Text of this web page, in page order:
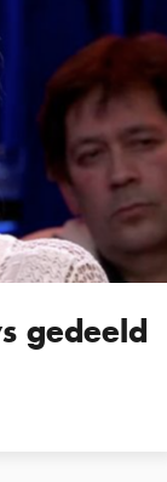
gedeeld